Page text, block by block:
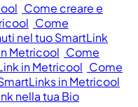
Come creare e
Come
nel tuo SmartLink
Metricool Come
in Metricool Come
in Metricool
nella tua Bio